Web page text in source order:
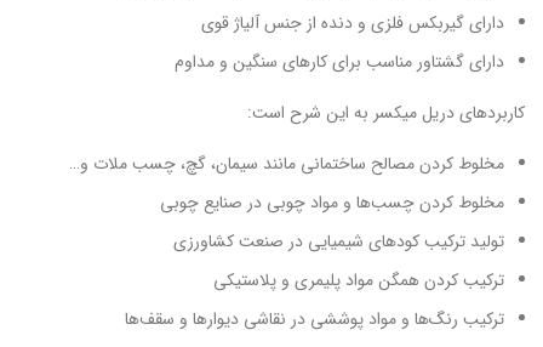
دارای گیربکس فلزی و دنده از جنس آلیاژ قوی
دارای گشتاور مناسب برای کارهای سنگین و مداوم
کاربردهای دریل میکسر به این شرح است:
مخلوط کردن مصالح ساختمانی مانند سیمان، گچ، چسب ملات و…
مخلوط کردن چسب‌ها و مواد چوبی در صنایع چوبی
تولید ترکیب کودهای شیمیایی در صنعت کشاورزی
ترکیب کردن همگن مواد پلیمری و پلاستیکی
ترکیب رنگ‌ها و مواد پوششی در نقاشی دیوارها و سقف‌ها